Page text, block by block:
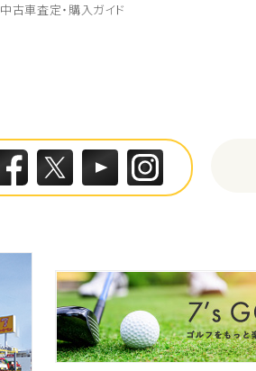
中古車査定・購入ガイド